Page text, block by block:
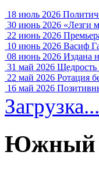
18 июль 2026
30 июнь 2026 «Лезги
22 июнь 2026
10 июнь 2026 Васиф
08 июнь 2026 Издана
31 май 2026 Щедрость
22 май 2026 Ротация
16 май 2026
Загрузка...
Южный